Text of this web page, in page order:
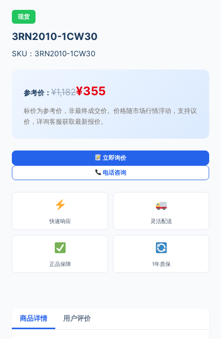
现货
3RN2010-1CW30
SKU：3RN2010-1CW30
参考价： ¥1,182¥355
标价为参考价，非最终成交价。价格随市场行情浮动，支持议
价，详询客服获取最新报价。
立即询价
电话咨询
快速响应 灵活配送
正品保障 1年质保
商品详情 用户评价